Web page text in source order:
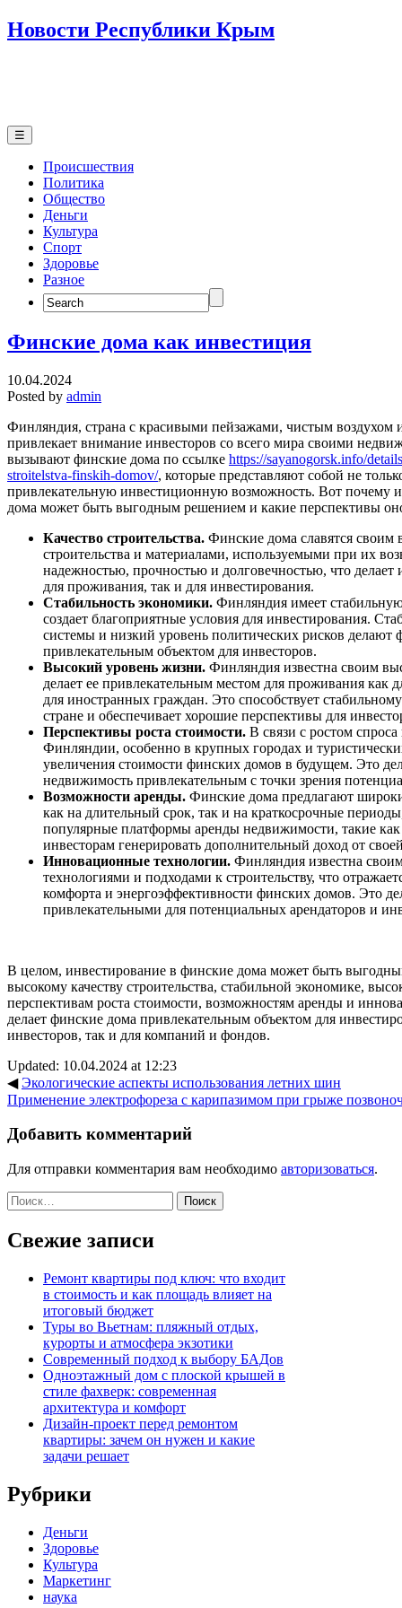
Новости Республики Крым
☰
Происшествия
Политика
Общество
Деньги
Культура
Спорт
Здоровье
Разное
Search
for:
Финские дома как инвестиция
10.04.2024
Posted by admin
Финляндия, страна с красивыми пейзажами, чистым
привлекает внимание инвесторов со всего мира своими
вызывают финские дома по ссылке https://sayanogorsk.info/
stroitelstva-finskih-domov/, которые представляют собой не
привлекательную инвестиционную возможность. Вот почему
дома может быть выгодным решением и какие перспективы
Качество строительства. Финские дома славятся своим
строительства и материалами, используемыми при их
надежностью, прочностью и долговечностью, что делает
для проживания, так и для инвестирования.
Стабильность экономики. Финляндия имеет
создает благоприятные условия для инвестирования.
системы и низкий уровень политических рисков делают
привлекательным объектом для инвесторов.
Высокий уровень жизни. Финляндия известна своим
делает ее привлекательным местом для проживания как
для иностранных граждан. Это способствует
стране и обеспечивает хорошие перспективы для
Перспективы роста стоимости. В связи с ростом
Финляндии, особенно в крупных городах и
увеличения стоимости финских домов в будущем. Это
недвижимость привлекательным с точки зрения
Возможности аренды. Финские дома предлагают
как на длительный срок, так и на краткосрочные
популярные платформы аренды недвижимости, такие
инвесторам генерировать дополнительный доход от
Инновационные технологии. Финляндия известна
технологиями и подходами к строительству, что
комфорта и энергоэффективности финских домов. Это
привлекательными для потенциальных арендаторов и
В целом, инвестирование в финские дома может быть
высокому качеству строительства, стабильной экономике,
перспективам роста стоимости, возможностям аренды и
делает финские дома привлекательным объектом для
инвесторов, так и для компаний и фондов.
Updated: 10.04.2024 at 12:23
◀Экологические аспекты использования летних шин
Применение электрофореза с карипазимом при грыже
Добавить комментарий
Для отправки комментария вам необходимо авторизоваться.
Найти:
Свежие записи
Ремонт квартиры под ключ: что входит
в стоимость и как площадь влияет на
итоговый бюджет
Туры во Вьетнам: пляжный отдых,
курорты и атмосфера экзотики
Современный подход к выбору БАДов
Одноэтажный дом с плоской крышей в
стиле фахверк: современная
архитектура и комфорт
Дизайн-проект перед ремонтом
квартиры: зачем он нужен и какие
задачи решает
Рубрики
Деньги
Здоровье
Культура
Маркетинг
наука